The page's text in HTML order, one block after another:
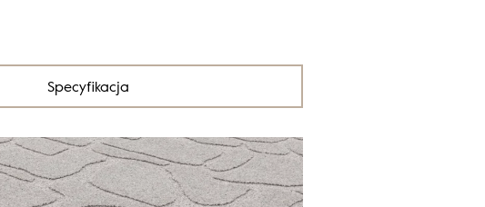
Specyfikacja